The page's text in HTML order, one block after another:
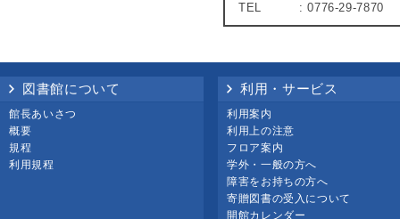
TEL
: 0776-29-7870
図書館について
館長あいさつ
概要
規程
利用規程
利用・サービス
利用案内
利用上の注意
フロア案内
学外・一般の方へ
障害をお持ちの方へ
寄贈図書の受入について
開館カレンダー